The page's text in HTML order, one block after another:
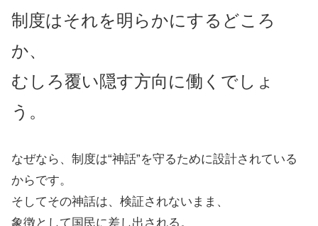
制度はそれを明らかにするどころ
か、
むしろ覆い隠す方向に働くでしょ
う。
なぜなら、制度は“神話”を守るために設計されている
からです。
そしてその神話は、検証されないまま、
象徴として国民に差し出される。